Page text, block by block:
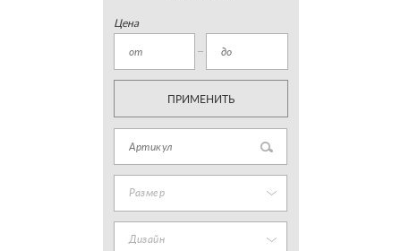
Цена
ПРИМЕНИТЬ
Размер
Дизайн